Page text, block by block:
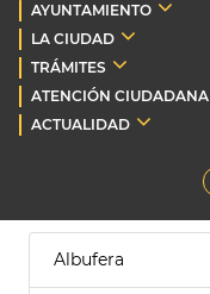
AYUNTAMIENTO
LA CIUDAD
TRÁMITES
ATENCIÓN CIUDADANA
ACTUALIDAD
Albufera